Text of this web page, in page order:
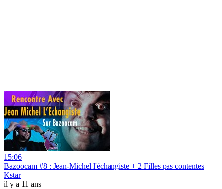
15:06
Bazoocam #8 : Jean-Michel l'échangiste + 2 Filles pas contentes
Kstar
il y a 11 ans